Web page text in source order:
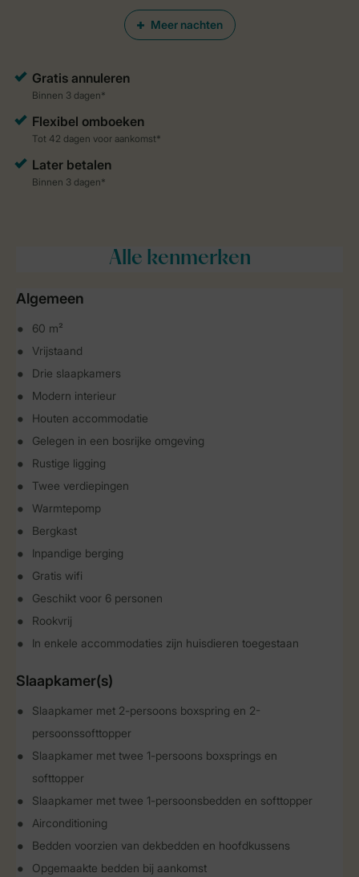
Meer nachten
Alle kenmerken
Algemeen
60 m²
Vrijstaand
Drie slaapkamers
Modern interieur
Houten accommodatie
Gelegen in een bosrijke omgeving
Rustige ligging
Twee verdiepingen
Warmtepomp
Bergkast
Inpandige berging
Gratis wifi
Geschikt voor 6 personen
Rookvrij
In enkele accommodaties zijn huisdieren toegestaan
Slaapkamer(s)
Slaapkamer met 2-persoons boxspring en 2-
persoonssofttopper
Slaapkamer met twee 1-persoons boxsprings en
softtopper
Slaapkamer met twee 1-persoonsbedden en softtopper
Airconditioning
Bedden voorzien van dekbedden en hoofdkussens
Opgemaakte bedden bij aankomst